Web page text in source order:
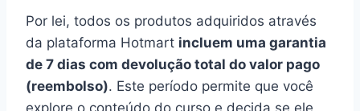
Por lei, todos os produtos adquiridos através
da plataforma Hotmart incluem uma garantia
de 7 dias com devolução total do valor pago
(reembolso). Este período permite que você
explore o conteúdo do curso e decida se ele